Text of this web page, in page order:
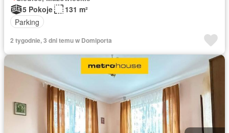
5 Pokoje
131 m²
Parking
2 tygodnie, 3 dni temu w Domiporta